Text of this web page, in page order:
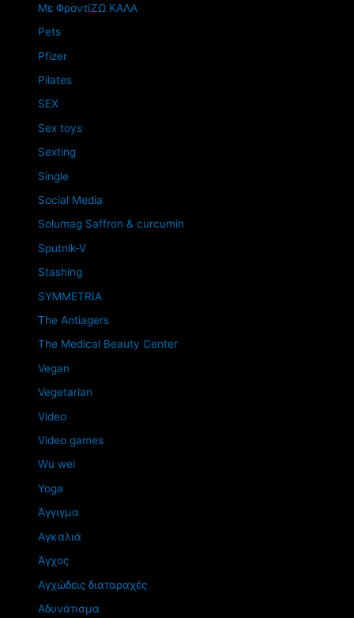
Mε ΦροντίΖΩ ΚΑΛΑ
Pets
Pfizer
Pilates
SEX
Sex toys
Sexting
Single
Social Media
Solumag Saffron & curcumin
Sputnik-V
Stashing
SYMMETRIA
The Antiagers
The Medical Beauty Center
Vegan
Vegetarian
Video
Video games
Wu wei
Yoga
Άγγιγμα
Αγκαλιά
Άγχος
Αγχώδεις διαταραχές
Αδυνάτισμα